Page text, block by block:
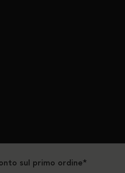
riservati.
sul primo ordine*